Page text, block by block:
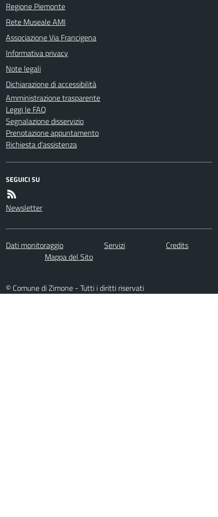
Regione Piemonte
Rete Museale AMI
Associazione Via Francigena
Informativa privacy
Note legali
Dichiarazione di accessibilità
Amministrazione trasparente
Leggi le FAQ
Segnalazione disservizio
Prenotazione appuntamento
Richiesta d'assistenza
SEGUICI SU
Newsletter
Dati monitoraggio Servizi
Credits
Mappa del Sito
© Comune di Zimone - Tutti i diritti riservati